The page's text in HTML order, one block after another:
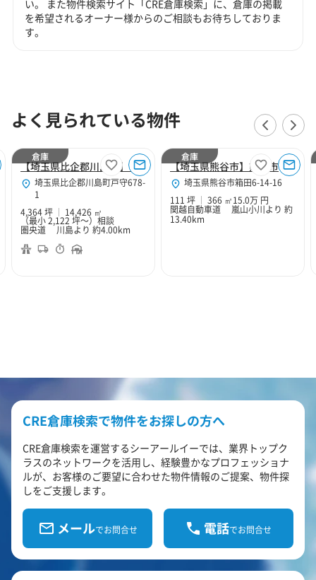
い。 また物件検索サイト「CRE倉庫検索」に、倉庫の掲載
を希望されるオーナー様からのご相談もお待ちしておりま
す。
よく見られている物件
【埼玉県比企郡川島町】REDWOOD川島ディストリビューションセンター
埼玉県比企郡川島町戸守678-
1
4,364 坪
14,426 ㎡
（最小 2,122 坪～） 相談
圏央道 川島より 約4.00km
倉庫
【埼玉県熊谷市】熊谷市箱田6丁目111坪倉庫
埼玉県熊谷市箱田6-14-16
111 坪
366 ㎡15.0万 円
関越自動車道 嵐山小川より 約
13.40km
倉庫
CRE倉庫検索で物件をお探しの方へ
CRE倉庫検索を運営するシーアールイーでは、業界トップク
ラスのネットワークを活用し、経験豊かなプロフェッショナ
ルが、お客様のご要望に合わせた物件情報のご提案、物件探
しをご支援します。
メールでお問合せ 電話でお問合せ